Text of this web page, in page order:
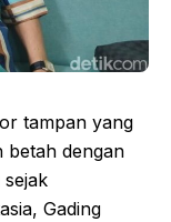
tampan yang
betah dengan
Gading